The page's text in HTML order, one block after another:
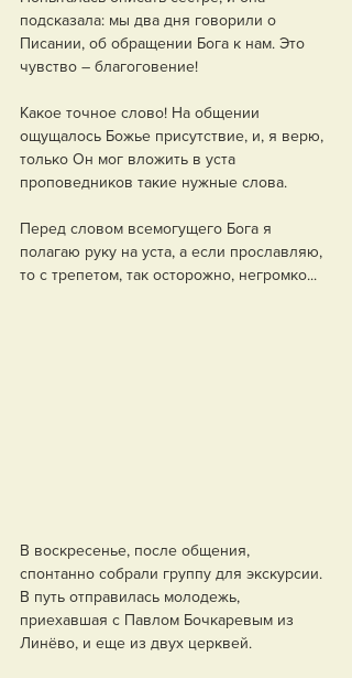
подсказала: мы два дня говорили о
Писании, об обращении Бога к нам. Это
чувство – благоговение!
Какое точное слово! На общении
ощущалось Божье присутствие, и, я верю,
только Он мог вложить в уста
проповедников такие нужные слова.
Перед словом всемогущего Бога я
полагаю руку на уста, а если прославляю,
то с трепетом, так осторожно, негромко...
В воскресенье, после общения,
спонтанно собрали группу для экскурсии.
В путь отправилась молодежь,
приехавшая с Павлом Бочкаревым из
Линёво, и еще из двух церквей.